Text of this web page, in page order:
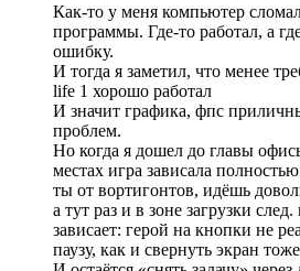
Как-то у меня компьютер
программы. Где-то работал, а
ошибку.
И тогда я заметил, что менее
life 1 хорошо работал
И значит графика, фпс
проблем.
Но когда я дошел до главы
местах игра зависала
ты от вортигонтов, идёшь
а тут раз и в зоне загрузки
зависает: герой на кнопки не
паузу, как и свернуть экран